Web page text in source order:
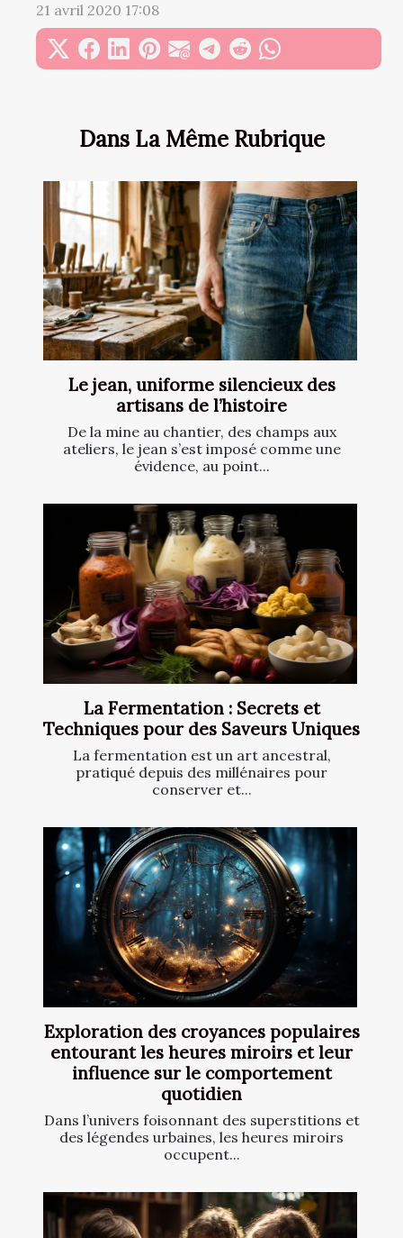
Dans La Même Rubrique
Le jean, uniforme silencieux des
artisans de l’histoire
De la mine au chantier, des champs aux
ateliers, le jean s’est imposé comme une
évidence, au point...
La Fermentation : Secrets et
Techniques pour des Saveurs Uniques
La fermentation est un art ancestral,
pratiqué depuis des millénaires pour
conserver et...
Exploration des croyances populaires
entourant les heures miroirs et leur
influence sur le comportement
quotidien
Dans l’univers foisonnant des superstitions et
des légendes urbaines, les heures miroirs
occupent...
21 avril 2020 17:08